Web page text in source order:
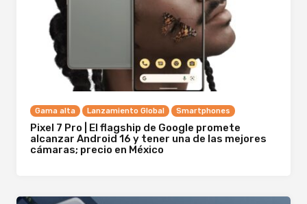
Gama alta Lanzamiento Global Smartphones
Pixel 7 Pro | El flagship de Google promete
alcanzar Android 16 y tener una de las mejores
cámaras; precio en México